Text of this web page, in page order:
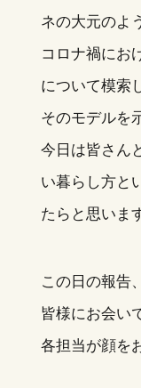
ネの大元のよ
コロナ禍にお
について模索
そのモデルを
今日は皆さん
い暮らし方と
たらと思いま
この日の報告
皆様にお会い
各担当が顔を